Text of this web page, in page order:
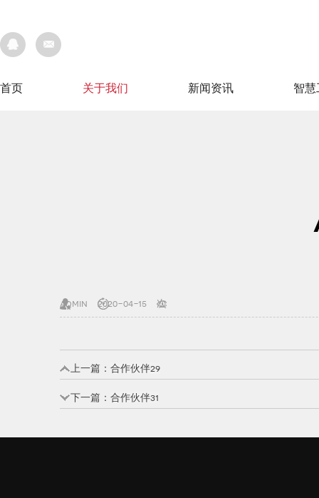
首页 关于我们 新闻资讯 智
admin 2020-04-15 次
上一篇： 合作伙伴29
下一篇： 合作伙伴31